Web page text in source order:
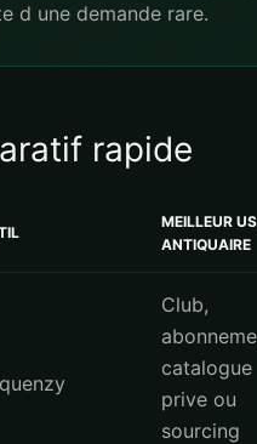
d une demande rare.
rapide
MEILLEUR
ANTIQUAIRE
Club,
catalogue
prive ou
sourcing